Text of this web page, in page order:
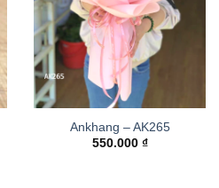
Ankhang – AK265
550.000 ₫